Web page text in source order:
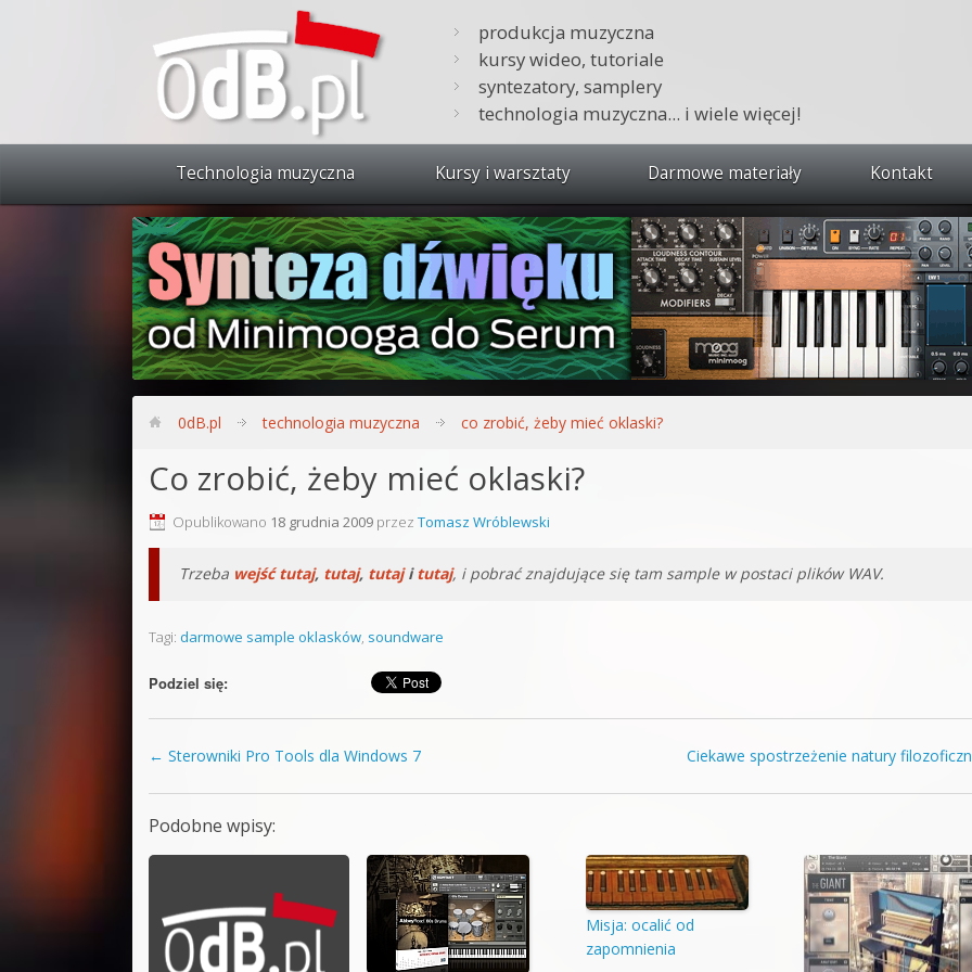
produkcja muzyczna
kursy wideo, tutoriale
syntezatory, samplery
technologia muzyczna... i wiele więcej!
Technologia muzyczna Kursy i warsztaty
Zobacz wszystkie kursy i warsztaty
Synteza dźwięku 🔥
Produkcja muzyczna w praktyce
Bitwig Studio od podstaw
Pakiety
Darmowe materiały Kontakt
0dB.pl technologia muzyczna co zrobić, żeby mieć oklaski?
Co zrobić, żeby mieć oklaski?
Opublikowano 18 grudnia 2009 przez Tomasz Wróblewski
Trzeba wejść tutaj, tutaj, tutajitutaj, i pobrać znajdujące się tam sample w postaci plików WAV.
Tagi: darmowe sample oklasków, soundware
Podziel się:
Zobacz wpisy
← Sterowniki Pro Tools dla Windows 7 Ciekawe spostrzeżenie natury
Podobne wpisy:
Misja: ocalić od
zapomnienia